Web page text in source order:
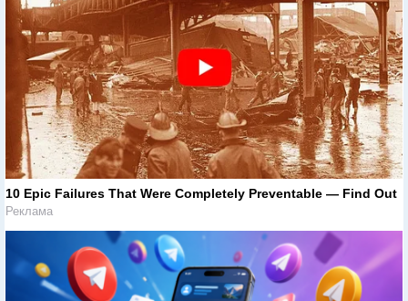
10 Epic Failures That Were Completely Preventable — Find Out
Реклама